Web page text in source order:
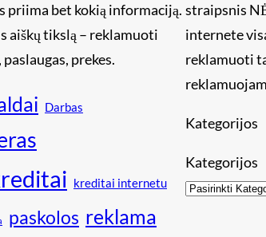
priima bet kokią informaciją.
aiškų tikslą – reklamuoti
prekes.
Darbas
kreditai internetu
paskolos reklama
straipsnis
internete
reklamuoti
Kategorijos
Kategorijos